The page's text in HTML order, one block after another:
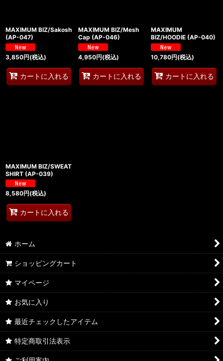
MAXIMUM BIZ/Sakosh
(AP-047)
3,850円(税込)
カートに入れる
MAXIMUM BIZ/Mesh
Cap (AP-046)
4,950円(税込)
カートに入れる
MAXIMUM
BIZ/HOODIE (AP-040)
10,780円(税込)
カートに入れる
MAXIMUM BIZ/SWEAT
SHIRT (AP-039)
8,580円(税込)
カートに入れる
ホーム
ショッピングカート
マイページ
お気に入り
最近チェックしたアイテム
特定商取引法表示